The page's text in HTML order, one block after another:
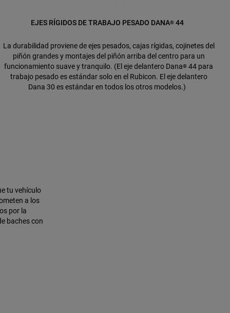
EJES RÍGIDOS DE TRABAJO PESADO DANA®44
La durabilidad proviene de ejes pesados, cajas rígidas, cojinetes del
piñón grandes y montajes del piñón arriba del centro para un
funcionamiento suave y tranquilo. (El eje delantero Dana® 44 para
trabajo pesado es estándar solo en el Rubicon. El eje delantero
Dana 30 es estándar en todos los otros modelos.)
tu vehículo
a los
por la
baches con